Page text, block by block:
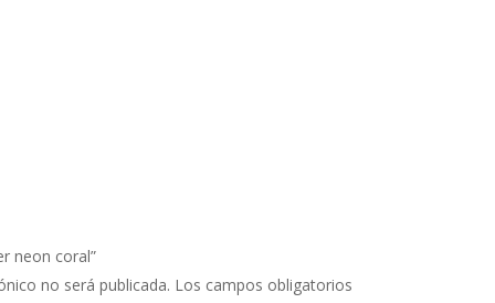
neon coral”
no será publicada. Los campos obligatorios